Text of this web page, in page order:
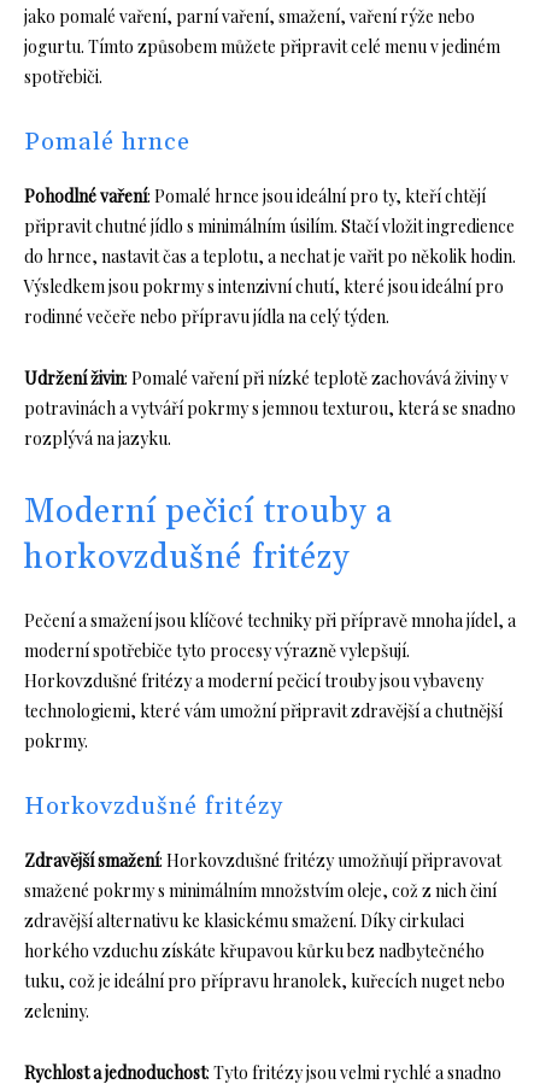
jako pomalé vaření, parní vaření, smažení, vaření rýže nebo
jogurtu. Tímto způsobem můžete připravit celé menu v jediném
spotřebiči.
Pomalé hrnce
Pohodlné vaření: Pomalé hrnce jsou ideální pro ty, kteří chtějí
připravit chutné jídlo s minimálním úsilím. Stačí vložit ingredience
do hrnce, nastavit čas a teplotu, a nechat je vařit po několik hodin.
Výsledkem jsou pokrmy s intenzivní chutí, které jsou ideální pro
rodinné večeře nebo přípravu jídla na celý týden.
Udržení živin: Pomalé vaření při nízké teplotě zachovává živiny v
potravinách a vytváří pokrmy s jemnou texturou, která se snadno
rozplývá na jazyku.
Moderní pečicí trouby a
horkovzdušné fritézy
Pečení a smažení jsou klíčové techniky při přípravě mnoha jídel, a
moderní spotřebiče tyto procesy výrazně vylepšují.
Horkovzdušné fritézy a moderní pečicí trouby jsou vybaveny
technologiemi, které vám umožní připravit zdravější a chutnější
pokrmy.
Horkovzdušné fritézy
Zdravější smažení: Horkovzdušné fritézy umožňují připravovat
smažené pokrmy s minimálním množstvím oleje, což z nich činí
zdravější alternativu ke klasickému smažení. Díky cirkulaci
horkého vzduchu získáte křupavou kůrku bez nadbytečného
tuku, což je ideální pro přípravu hranolek, kuřecích nuget nebo
zeleniny.
Rychlost a jednoduchost: Tyto fritézy jsou velmi rychlé a snadno